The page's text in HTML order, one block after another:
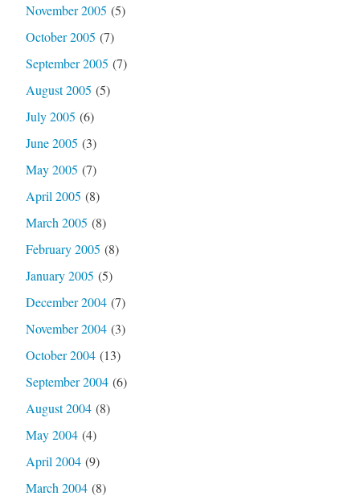
November 2005 (5)
October 2005 (7)
September 2005 (7)
August 2005 (5)
July 2005 (6)
June 2005 (3)
May 2005 (7)
April 2005 (8)
March 2005 (8)
February 2005 (8)
January 2005 (5)
December 2004(7)
November 2004(3)
October 2004(13)
September 2004(6)
August 2004(8)
May 2004(4)
April 2004(9)
March 2004(8)